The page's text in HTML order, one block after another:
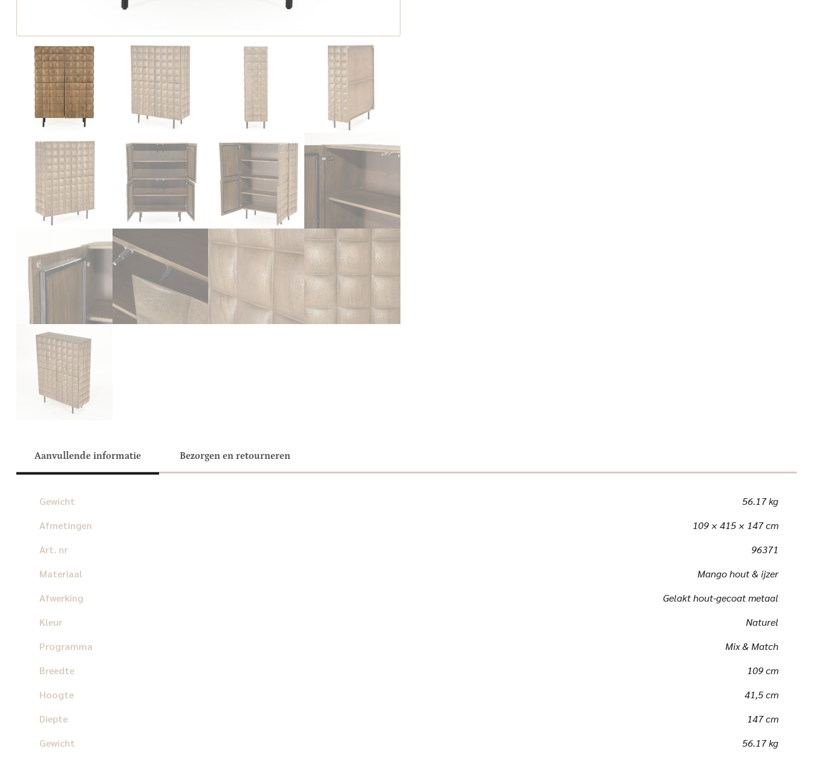
Aanvullende informatie Bezorgen en retourneren
Gewicht
56.17 kg
Afmetingen
109 × 415 × 147 cm
Art. nr
96371
Materiaal
Mango hout & ijzer
Afwerking
Gelakt hout-gecoat metaal
Kleur
Naturel
Programma
Mix & Match
Breedte
109 cm
Hoogte
41,5 cm
Diepte
147 cm
Gewicht
56.17 kg